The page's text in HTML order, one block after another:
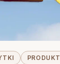
PRODUKT